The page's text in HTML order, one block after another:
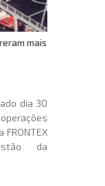
mais
dia 30
da